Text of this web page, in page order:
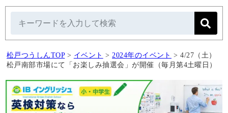
松戸つうしんTOP > イベント > 2024年のイベント > 4/27（土）
松戸南部市場にて「お楽しみ抽選会」が開催（毎月第4土曜日）